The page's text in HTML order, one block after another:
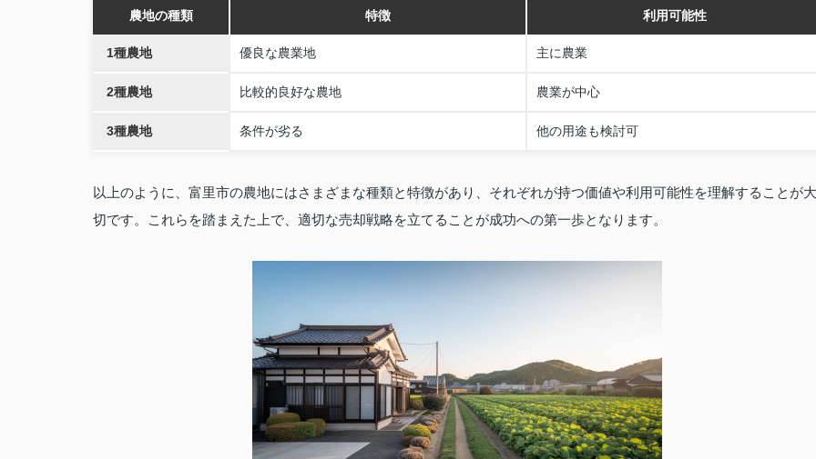
農地の種類 特徴 利用可能性
1種農地 優良な農業地 主に農業
2種農地 比較的良好な農地 農業が中心
3種農地 条件が劣る 他の用途も検討可
以上のように、富里市の農地にはさまざまな種類と特徴があり、それぞれが持つ価値や利用可能性を理解することが大
切です。これらを踏まえた上で、適切な売却戦略を立てることが成功への第一歩となります。